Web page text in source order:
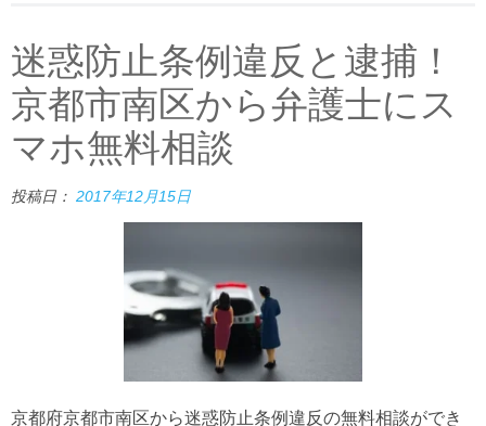
迷惑防止条例違反と逮捕！
京都市南区から弁護士にス
マホ無料相談
投稿日： 2017年12月15日
京都府京都市南区から迷惑防止条例違反の無料相談ができ